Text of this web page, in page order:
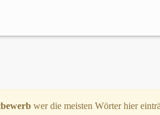
wer die meisten Wörter hier